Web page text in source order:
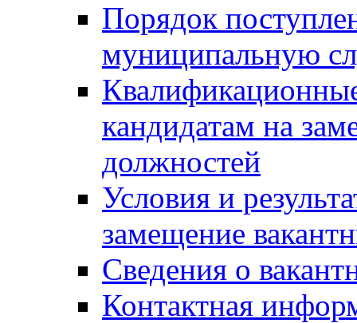
Порядок
муниципальную
кандидатам на
должностей
Условия и
замещение
Сведения о
Контактная